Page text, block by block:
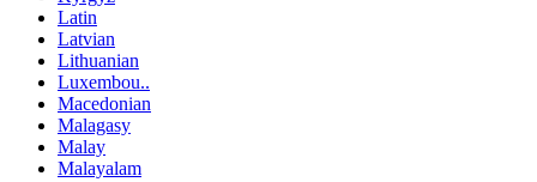
Latin
Latvian
Lithuanian
Luxembou..
Macedonian
Malagasy
Malay
Malayalam